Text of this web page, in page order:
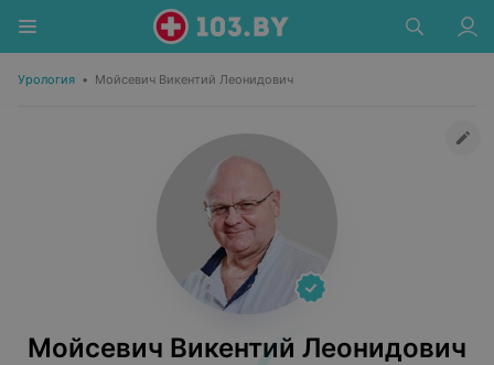
Урология • Мойсевич Викентий Леонидович
Мойсевич Викентий Леонидович